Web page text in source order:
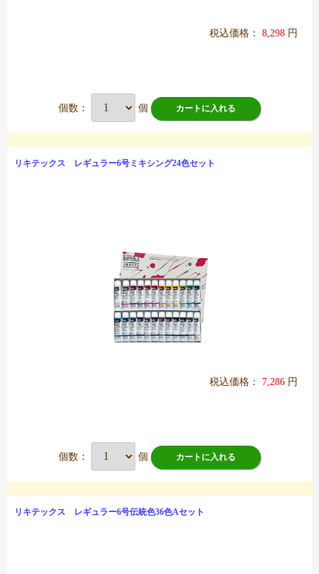
税込価格： 8,298 円
個数： 個 カートに入れる
リキテックス レギュラー6号ミキシング24色セット
税込価格： 7,286 円
個数： 個 カートに入れる
リキテックス レギュラー6号伝統色36色Aセット